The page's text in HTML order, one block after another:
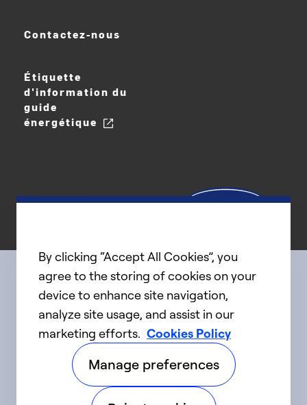
Contactez-nous
Étiquette
d'information du
guide
énergétique
Connect with us
linkedIntwitter facebookyoutube
By clicking “Accept All Cookies”, you
agree to the storing of cookies on your
device to enhance site navigation,
analyze site usage, and assist in our
marketing efforts. Cookies Policy
Manage preferences